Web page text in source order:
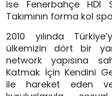
ise Fenerbahçe HDI
Takımının forma kol
2010 yılında Türkiye’
ülkemizin dört bir
network yapısına
Katmak İçin Kendini
ile hareket eden